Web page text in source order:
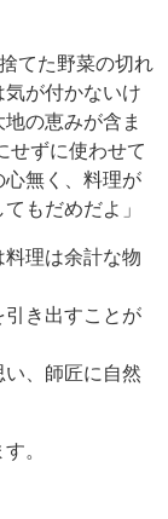
てた野菜の切れ
が付かないけ
の恵みが含ま
せずに使わせて
無く、料理が
もだめだよ」
理は余計な物
引き出すことが
、師匠に自然
。